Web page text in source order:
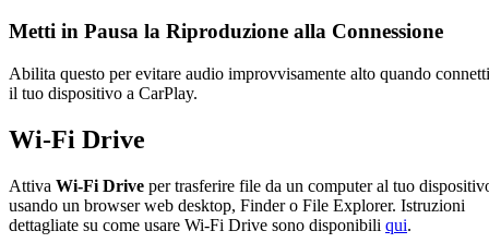
Metti in Pausa la Riproduzione alla Connessione
Abilita questo per evitare audio improvvisamente alto quando connetti
il tuo dispositivo a CarPlay.
Wi-Fi Drive
Attiva Wi-Fi Drive per trasferire file da un computer al tuo
usando un browser web desktop, Finder o File Explorer. Istruzioni
dettagliate su come usare Wi-Fi Drive sono disponibili qui.